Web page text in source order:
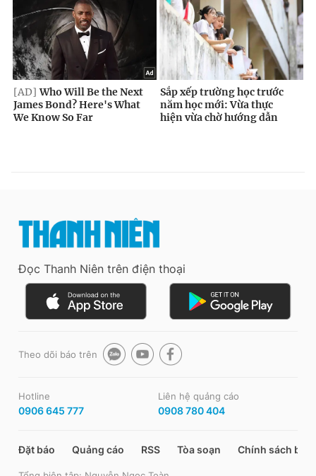
Đọc Thanh Niên trên điện thoại
Theo dõi báo trên
Hotline
0906 645 777
Liên hệ quảng cáo
0908 780 404
Đặt báo Quảng cáo RSS Tòa soạn Chính sách bảo